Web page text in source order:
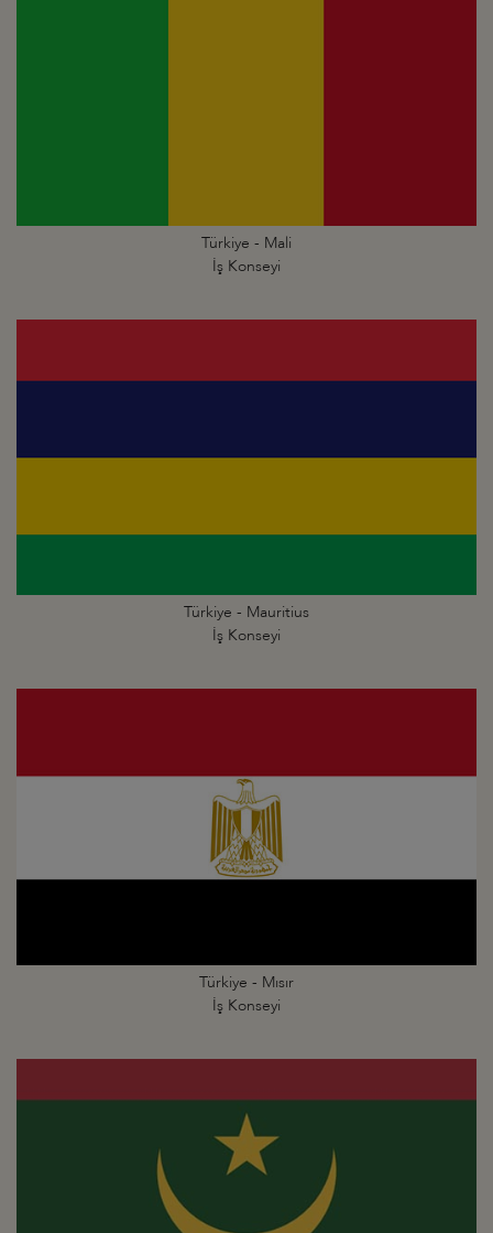
Türkiye - Mali
İş Konseyi
Türkiye - Mauritius
İş Konseyi
Türkiye - Mısır
İş Konseyi